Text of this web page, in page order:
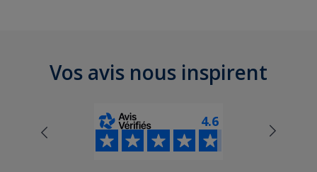
Vos avis nous inspirent
4.6